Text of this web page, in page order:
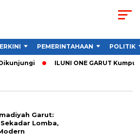
PEMERINTAHAAN POLITIK
ILUNI ONE GARUT
Garut:
Sekadar Lomba,